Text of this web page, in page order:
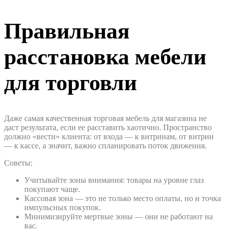
Правильная
расстановка мебели
для торговли
Даже самая качественная торговая мебель для магазина не
даст результата, если ее расставить хаотично. Пространство
должно «вести» клиента: от входа — к витринам, от витрин
— к кассе, а значит, важно спланировать поток движения.
Советы:
Учитывайте зоны внимания: товары на уровне глаз
покупают чаще.
Кассовая зона — это не только место оплаты, но и точка
импульсных покупок.
Минимизируйте мертвые зоны — они не работают на
вас.